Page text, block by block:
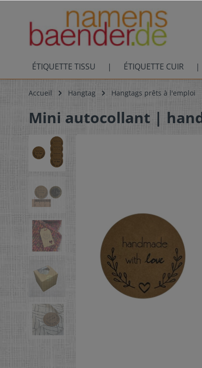
ÉTIQUETTE TISSU ÉTIQUETTE CUIR
Accueil Hangtag Hangtags prêts à l'emploi
Mini autocollant |